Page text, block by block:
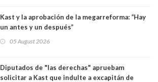
Kast y la aprobación de la megarreforma: “Hay
un antes y un después”
05 August 2026
Diputados de "las derechas" apruebam
solicitar a Kast que indulte a excapitán de